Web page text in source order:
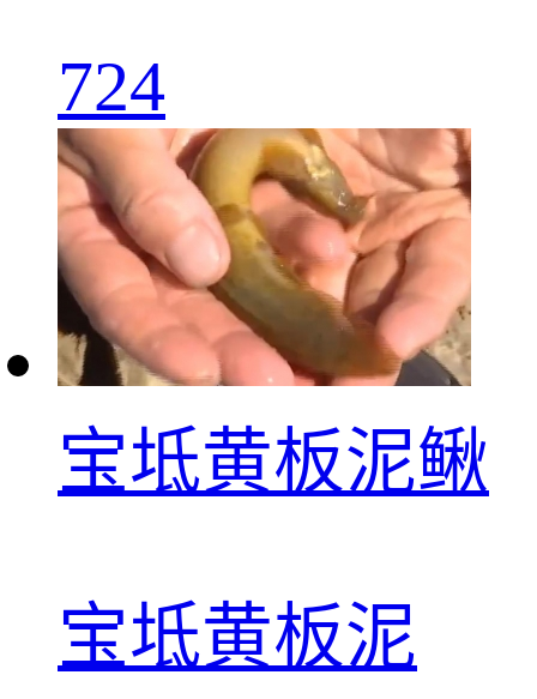
724
宝坻黄板泥鳅
宝坻黄板泥